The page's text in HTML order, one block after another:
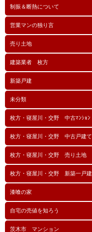
制振＆断熱について
営業マンの独り言
売り土地
建築業者 枚方
新築戸建
未分類
枚方・寝屋川・交野 中古ﾏﾝｼｮﾝ
枚方・寝屋川・交野 中古戸建て
枚方・寝屋川・交野 売り土地
枚方・寝屋川・交野 新築一戸建
漆喰の家
自宅の売値を知ろう
茨木市 マンション